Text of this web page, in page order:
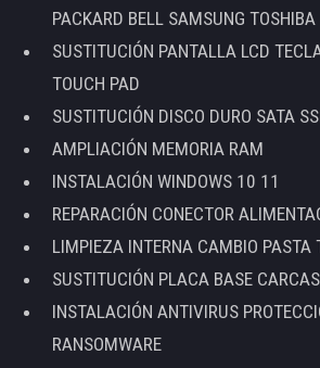
PACKARD BELL SAMSUNG TOSHIBA
SUSTITUCIÓN PANTALLA LCD
TOUCH PAD
SUSTITUCIÓN DISCO DURO SATA
AMPLIACIÓN MEMORIA RAM
INSTALACIÓN WINDOWS 10 11
REPARACIÓN CONECTOR
LIMPIEZA INTERNA CAMBIO PASTA
SUSTITUCIÓN PLACA BASE
INSTALACIÓN ANTIVIRUS
RANSOMWARE